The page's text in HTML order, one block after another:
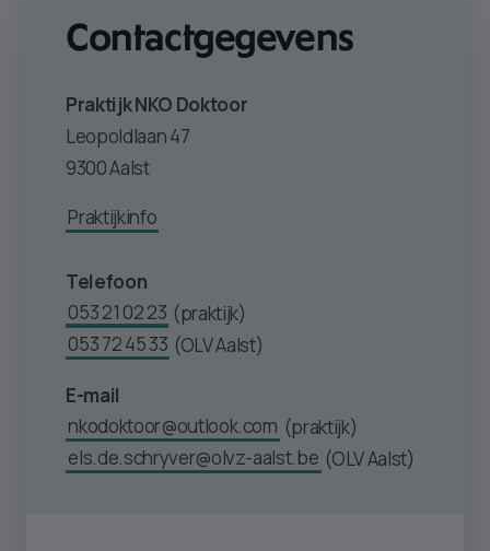
Contactgegevens
Praktijk NKO Doktoor
Leopoldlaan 47
9300 Aalst
Praktijkinfo
Telefoon
053 21 02 23 (praktijk)
053 72 45 33 (OLV Aalst)
E-mail
nkodoktoor@outlook.com (praktijk)
els.de.schryver@olvz-aalst.be (OLV Aalst)